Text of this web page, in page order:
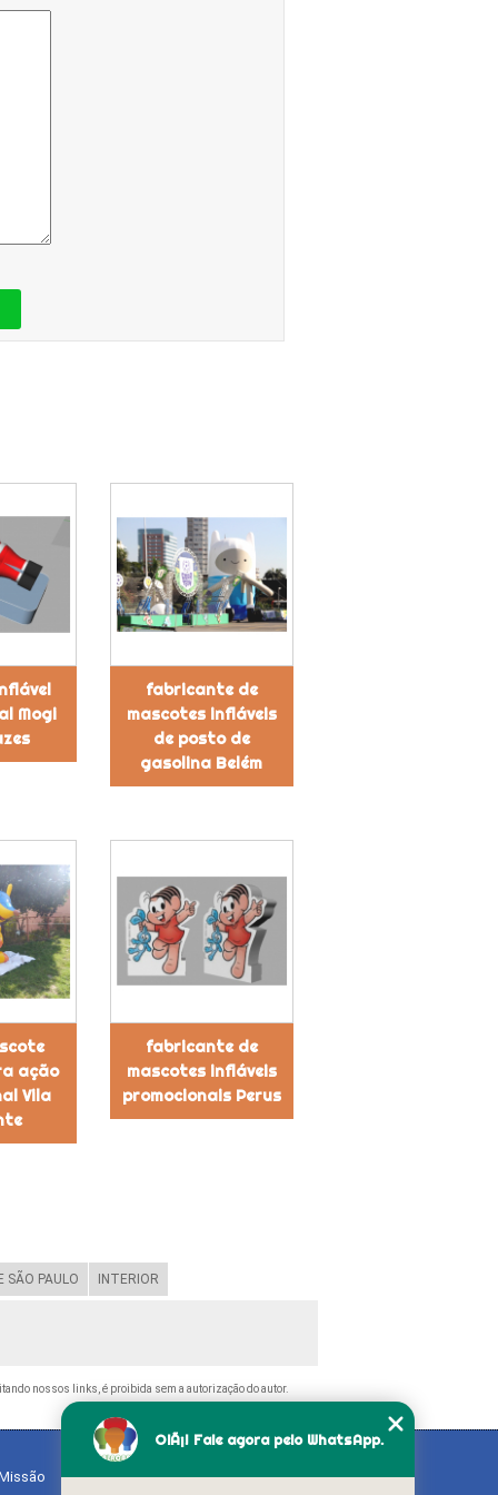
Mogi
fabricante de
mascotes infláveis
de posto de
gasolina Belém
ação
Vila
fabricante de
mascotes infláveis
promocionais Perus
SÃO PAULO INTERIOR
nossos links, é proibida sem a autorização do autor.
Serviços Contato Mapa do site
OlÃ¡! Fale agora pelo WhatsApp.